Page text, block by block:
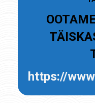
https://